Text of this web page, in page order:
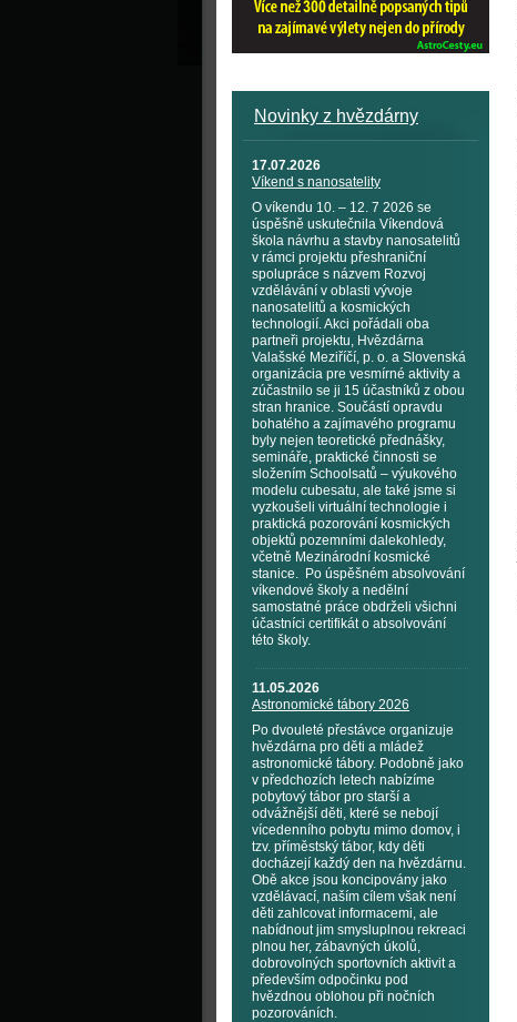
Novinky z hvězdárny
17.07.2026
Víkend s nanosatelity
O víkendu 10. – 12. 7 2026 se
úspěšně uskutečnila Víkendová
škola návrhu a stavby nanosatelitů
v rámci projektu přeshraniční
spolupráce s názvem Rozvoj
vzdělávání v oblasti vývoje
nanosatelitů a kosmických
technologií. Akci pořádali oba
partneři projektu, Hvězdárna
Valašské Meziříčí, p. o. a Slovenská
organizácia pre vesmírné aktivity a
zúčastnilo se ji 15 účastníků z obou
stran hranice. Součástí opravdu
bohatého a zajímavého programu
byly nejen teoretické přednášky,
semináře, praktické činnosti se
složením Schoolsatů – výukového
modelu cubesatu, ale také jsme si
vyzkoušeli virtuální technologie i
praktická pozorování kosmických
objektů pozemními dalekohledy,
včetně Mezinárodní kosmické
stanice. Po úspěšném absolvování
víkendové školy a nedělní
samostatné práce obdrželi všichni
účastníci certifikát o absolvování
této školy.
11.05.2026
Astronomické tábory 2026
Po dvouleté přestávce organizuje
hvězdárna pro děti a mládež
astronomické tábory. Podobně jako
v předchozích letech nabízíme
pobytový tábor pro starší a
odvážnější děti, které se nebojí
vícedenního pobytu mimo domov, i
tzv. příměstský tábor, kdy děti
docházejí každý den na hvězdárnu.
Obě akce jsou koncipovány jako
vzdělávací, naším cílem však není
děti zahlcovat informacemi, ale
nabídnout jim smysluplnou rekreaci
plnou her, zábavných úkolů,
dobrovolných sportovních aktivit a
především odpočinku pod
hvězdnou oblohou při nočních
pozorováních.